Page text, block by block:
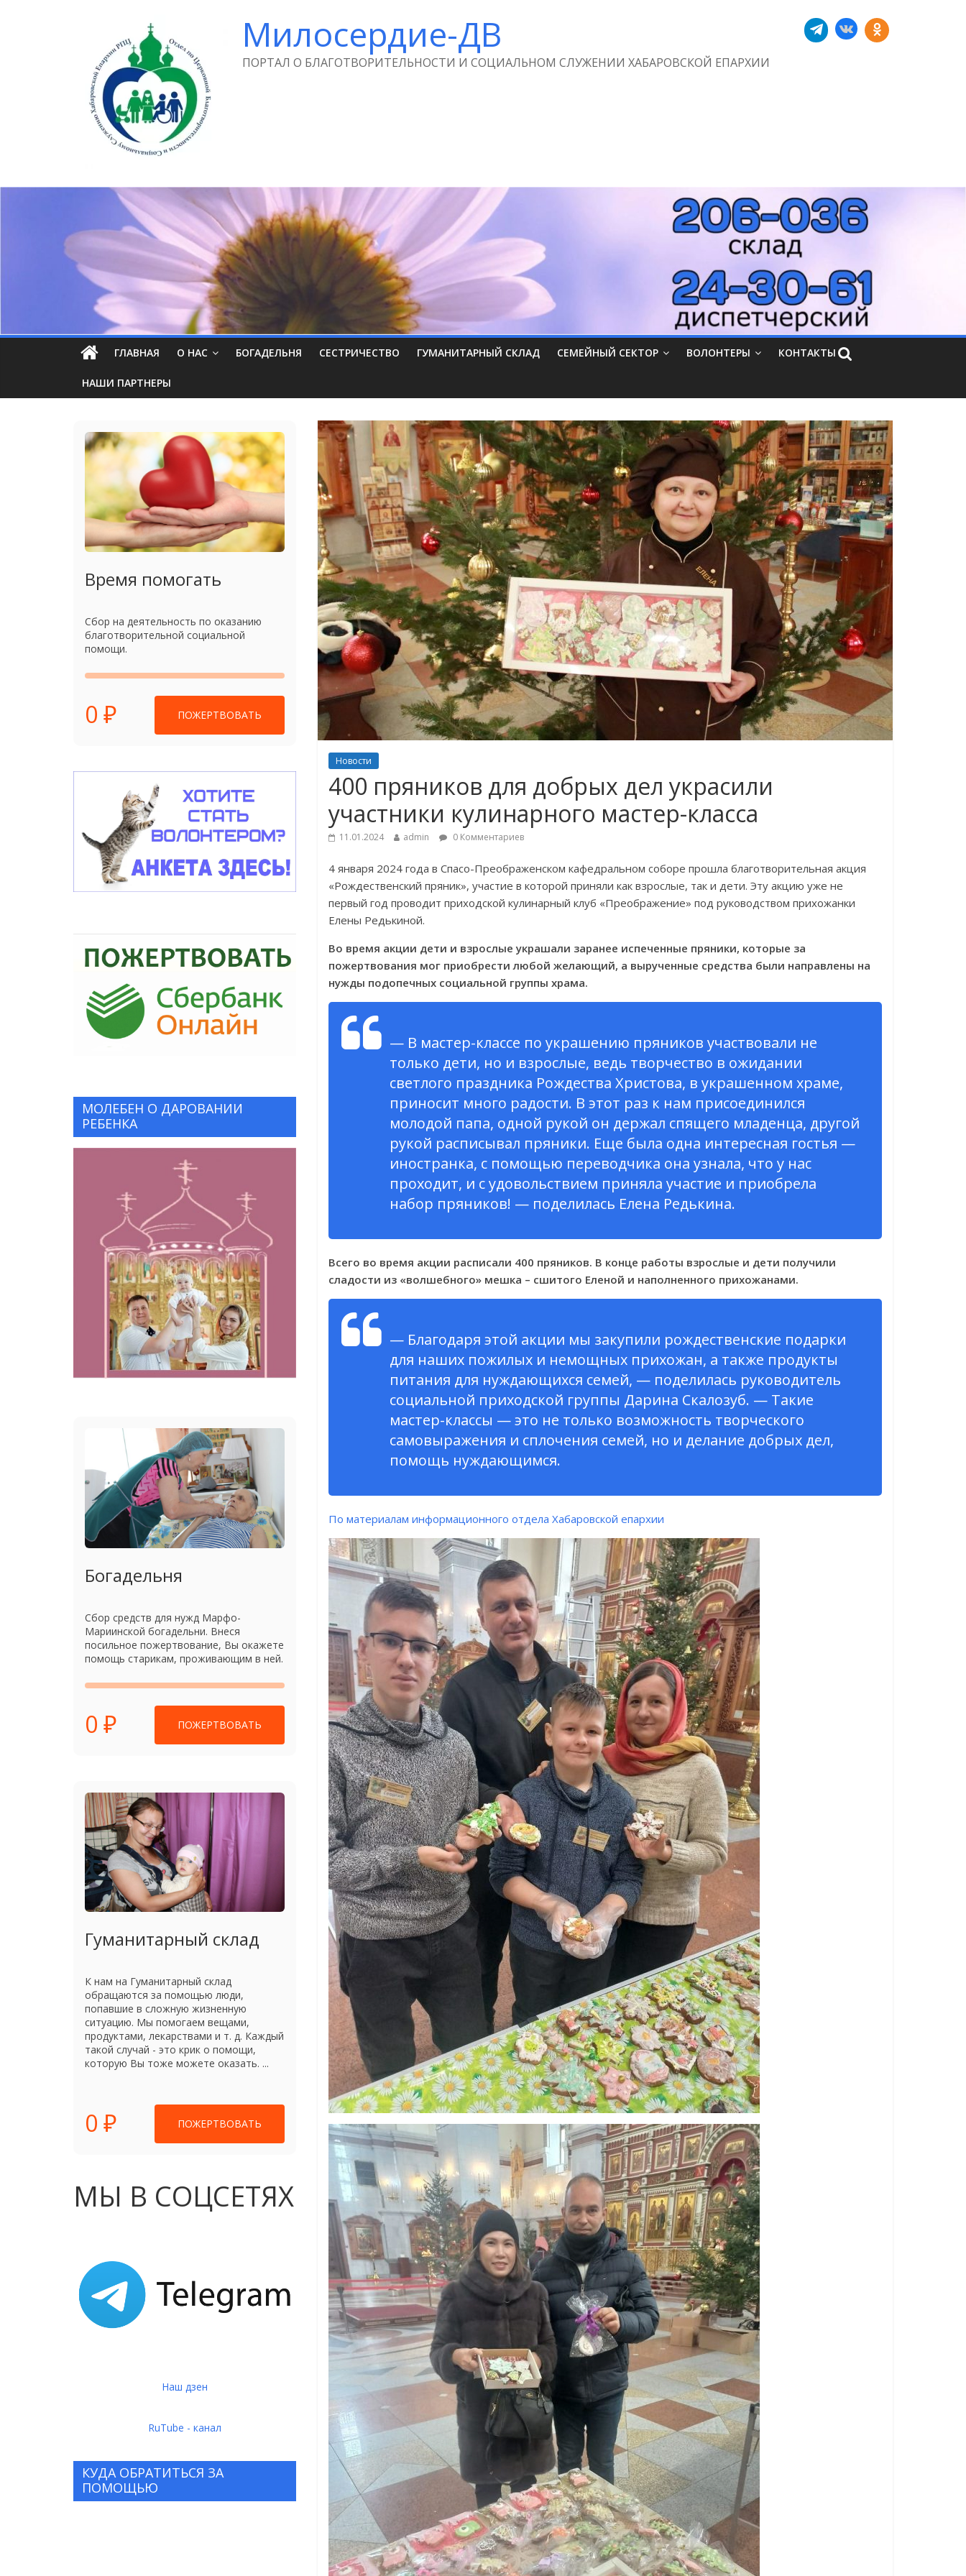
Милосердие-ДВ
ПОРТАЛ О БЛАГОТВОРИТЕЛЬНОСТИ И СОЦИАЛЬНОМ СЛУЖЕНИИ ХАБАРОВСКОЙ ЕПАРХИИ
ГЛАВНАЯ О НАС БОГАДЕЛЬНЯ СЕСТРИЧЕСТВО ГУМАНИТАРНЫЙ СКЛАД СЕМЕЙНЫЙ СЕКТОР ВОЛОНТЕРЫ КОНТАКТЫ
НАШИ ПАРТНЕРЫ
Новости
400 пряников для добрых дел украсили
участники кулинарного мастер-класса
11.01.2024 admin 0 Комментариев
4 января 2024 года в Спасо-Преображенском кафедральном соборе прошла благотворительная акция
«Рождественский пряник», участие в которой приняли как взрослые, так и дети. Эту акцию уже не
первый год проводит приходской кулинарный клуб «Преображение» под руководством прихожанки
Елены Редькиной.
Во время акции дети и взрослые украшали заранее испеченные пряники, которые за
пожертвования мог приобрести любой желающий, а вырученные средства были направлены на
нужды подопечных социальной группы храма.
— В мастер-классе по украшению пряников участвовали не
только дети, но и взрослые, ведь творчество в ожидании
светлого праздника Рождества Христова, в украшенном храме,
приносит много радости. В этот раз к нам присоединился
молодой папа, одной рукой он держал спящего младенца, другой
рукой расписывал пряники. Еще была одна интересная гостья —
иностранка, с помощью переводчика она узнала, что у нас
проходит, и с удовольствием приняла участие и приобрела
набор пряников! — поделилась Елена Редькина.
Всего во время акции расписали 400 пряников. В конце работы взрослые и дети получили
сладости из «волшебного» мешка – сшитого Еленой и наполненного прихожанами.
— Благодаря этой акции мы закупили рождественские подарки
для наших пожилых и немощных прихожан, а также продукты
питания для нуждающихся семей, — поделилась руководитель
социальной приходской группы Дарина Скалозуб. — Такие
мастер-классы — это не только возможность творческого
самовыражения и сплочения семей, но и делание добрых дел,
помощь нуждающимся.
По материалам информационного отдела Хабаровской епархии
Время помогать
Сбор на деятельность по оказанию
благотворительной социальной
помощи.
0 ₽ ПОЖЕРТВОВАТЬ
МОЛЕБЕН О ДАРОВАНИИ
РЕБЕНКА
Богадельня
Сбор средств для нужд Марфо-
Мариинской богадельни. Внеся
посильное пожертвование, Вы окажете
помощь старикам, проживающим в ней.
0 ₽ ПОЖЕРТВОВАТЬ
Гуманитарный склад
К нам на Гуманитарный склад
обращаются за помощью люди,
попавшие в сложную жизненную
ситуацию. Мы помогаем вещами,
продуктами, лекарствами и т. д. Каждый
такой случай - это крик о помощи,
которую Вы тоже можете оказать. ...
0 ₽ ПОЖЕРТВОВАТЬ
МЫ В СОЦСЕТЯХ
Наш дзен
RuTube - канал
КУДА ОБРАТИТЬСЯ ЗА
ПОМОЩЬЮ